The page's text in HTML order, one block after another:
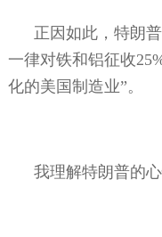
正因如此，特朗普
一律对铁和铝征收
化的美国制造业”。
我理解特朗普的心